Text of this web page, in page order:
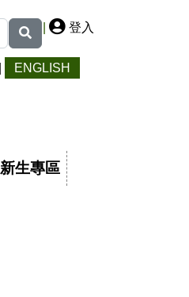
| 登入
ENGLISH
新生專區